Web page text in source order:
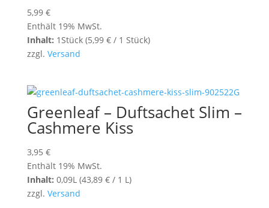
5,99 €
Enthält 19% MwSt.
Inhalt: 1Stück (5,99 €/ 1 Stück)
zzgl. Versand
Greenleaf – Duftsachet Slim –
Cashmere Kiss
3,95 €
Enthält 19% MwSt.
Inhalt: 0,09L (43,89 €/ 1 L)
zzgl. Versand